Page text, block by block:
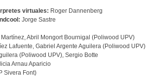
virtuales: Roger Dannenberg
Jorge Sastre
Abril Mongort Bournigal (Poliwood UPV)
Lafuente, Gabriel Argente Aguilera (Poliwood UPV)
(Poliwood UPV), Sergio Botte
Arnau Aparicio
Sivera Font)